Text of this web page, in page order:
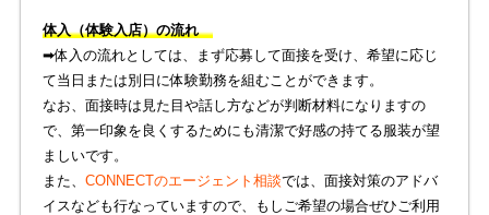
体入（体験入店）の流れ
➡︎体入の流れとしては、まず応募して面接を受け、希望に応じ
て当日または別日に体験勤務を組むことができます。
なお、面接時は見た目や話し方などが判断材料になりますの
で、第一印象を良くするためにも清潔で好感の持てる服装が望
ましいです。
また、 CONNECTのエージェント相談では、面接対策のアドバ
イスなども行なっていますので、もしご希望の場合ぜひご利用